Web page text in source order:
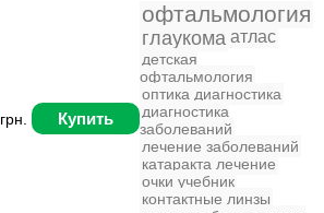
грн. Купить
офтальмология
глаукома атлас
детская
офтальмология
оптика диагностика
диагностика
заболеваний
лечение заболеваний
катаракта лечение
очки учебник
контактные линзы